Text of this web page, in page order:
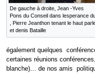
De gauche à droite, Jean -Yves
Pons du Conseil dans lesperance
, Pierre Jeanthon tenant le haut
et denis Bataille
également quelques
certaines réunions
blanche)… de nos amis